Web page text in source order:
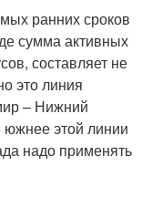
ранних сроков
сумма активных
составляет не
это линия
– Нижний
этой линии
надо применять